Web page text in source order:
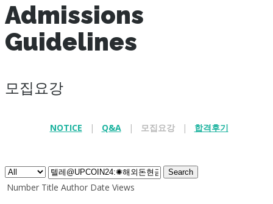
Admissions
Guidelines
모집요강
NOTICE | Q&A | 모집요강 | 합격후기
Search
Number Title Author Date Views